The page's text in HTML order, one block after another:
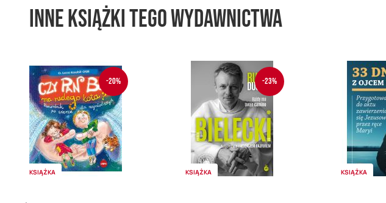
Inne książki tego wydawnictwa
-20%
KSIĄŻKA
-23%
KSIĄŻKA KSIĄŻKA